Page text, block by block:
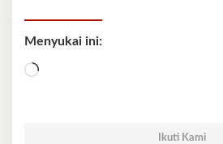
Menyukai ini:
Memuat...
Ikuti Kami